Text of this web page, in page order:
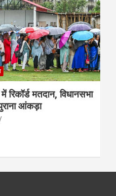
मतदान, विधानसभा
आंकड़ा